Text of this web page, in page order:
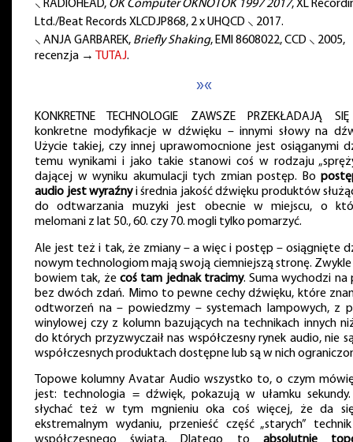
⸜ RADIOHEAD, OK Computer OKNOTOK 1997 2017, XL
Ltd./Beat Records XLCDJP868, 2 x UHQCD ⸜ 2017.
⸜ ANJA GARBAREK, Briefly Shaking, EMI 8608022, CCD ⸜ 2005,
recenzja →
TUTAJ.
»«
KONKRETNE TECHNOLOGIE ZAWSZE PRZEKŁADAJĄ
konkretne modyfikacje w dźwięku – innymi słowy na
Użycie takiej, czy innej uprawomocnione jest osiąganymi
temu wynikami i jako takie stanowi coś w rodzaju
dającej w wyniku akumulacji tych zmian postęp. Bo
audio jest wyraźnyi średnia jakość dźwięku produktów
do odtwarzania muzyki jest obecnie w miejscu, o
melomani z lat 50., 60. czy 70. mogli tylko pomarzyć.
Ale jest też i tak, że zmiany – a więc i postęp – osiągnięte
nowym technologiom mają swoją ciemniejszą stronę.
bowiem tak, że coś tam jednak tracimy. Suma wychodzi na
bez dwóch zdań. Mimo to pewne cechy dźwięku, które
odtworzeń na – powiedzmy – systemach lampowych, z
winylowej czy z kolumn bazujących na technikach innych
do których przyzwyczaił nas współczesny rynek audio, nie
współczesnych produktach dostępne lub są w nich
Topowe kolumny Avatar Audio wszystko to, o czym
jest: technologia = dźwięk, pokazują w ułamku
słychać też w tym mgnieniu oka coś więcej, że da
ekstremalnym wydaniu, przenieść część „starych”